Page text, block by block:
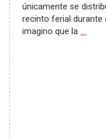
únicamente se
recinto ferial durante
imagino que la…